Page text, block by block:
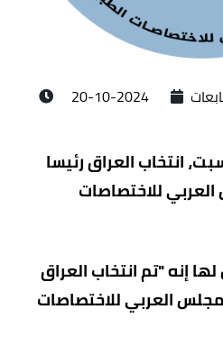
2024-10-20
انتخاب العراق رئيسا
للاختصاصات
إنه "تم انتخاب العراق
العربي للاختصاصات